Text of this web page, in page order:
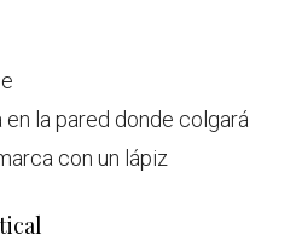
la pared donde colgará
con un lápiz